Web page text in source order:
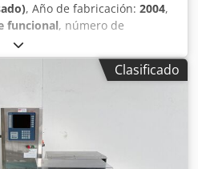
, Año de fabricación: 2004,
funcional, número de
, A la venta: Envasadora rotativa
Italpack, modelo TT5/50
2004. Rendimiento aprox. 18
a granel – según granulación.
completa y totalmente
16.000 EUR netos +
Ableck
Clasificado